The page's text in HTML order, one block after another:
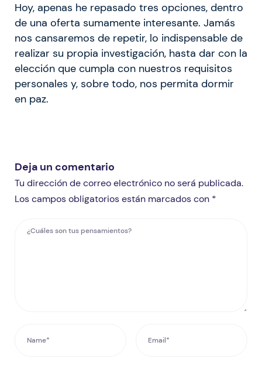
Hoy, apenas he repasado tres opciones, dentro
de una oferta sumamente interesante. Jamás
nos cansaremos de repetir, lo indispensable de
realizar su propia investigación, hasta dar con la
elección que cumpla con nuestros requisitos
personales y, sobre todo, nos permita dormir
en paz.
Deja un comentario
Tu dirección de correo electrónico no será publicada.
Los campos obligatorios están marcados con *